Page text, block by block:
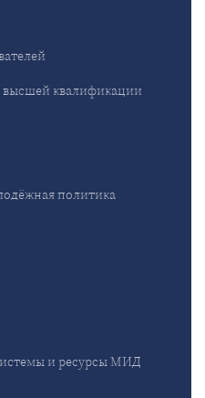
высшей квалификации
политика
и ресурсы МИД